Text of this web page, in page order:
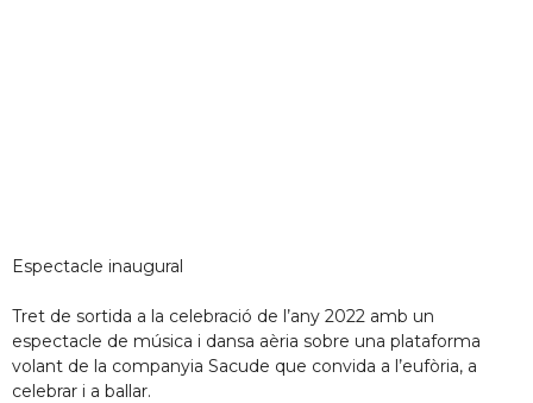
Espectacle inaugural
Tret de sortida a la celebració de l’any 2022 amb un
espectacle de música i dansa aèria sobre una plataforma
volant de la companyia Sacude que convida a l’eufòria, a
celebrar i a ballar.